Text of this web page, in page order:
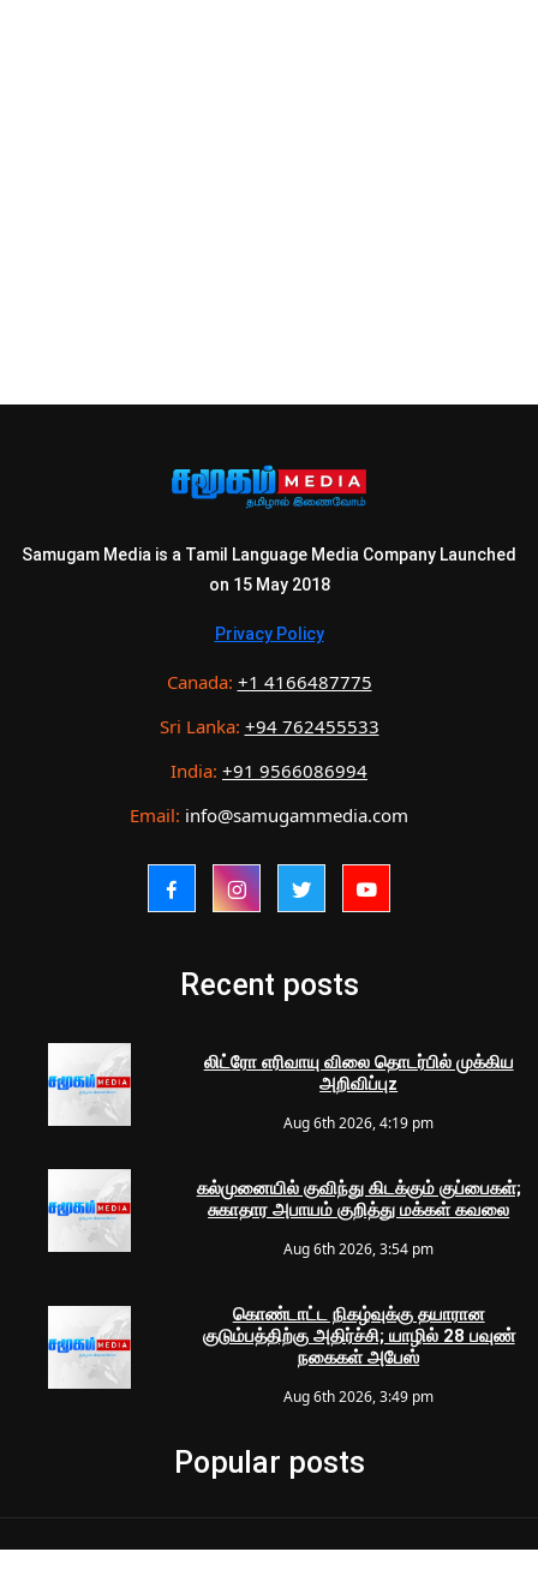
Samugam Media is a Tamil Language Media Company Launched
on 15 May 2018
Privacy Policy
Canada: +1 4166487775
Sri Lanka: +94 762455533
India: +91 9566086994
Email: info@samugammedia.com
Recent posts
லிட்ரோ எரிவாயு விலை தொடர்பில் முக்கிய
அறிவிப்புz
Aug 6th 2026, 4:19 pm
கல்முனையில் குவிந்து கிடக்கும் குப்பைகள்;
சுகாதார அபாயம் குறித்து மக்கள் கவலை
Aug 6th 2026, 3:54 pm
கொண்டாட்ட நிகழ்வுக்கு தயாரான
குடும்பத்திற்கு அதிர்ச்சி; யாழில் 28 பவுண்
நகைகள் அபேஸ்
Aug 6th 2026, 3:49 pm
Popular posts